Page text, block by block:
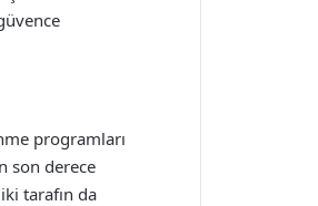
programları
son derece
tarafın da